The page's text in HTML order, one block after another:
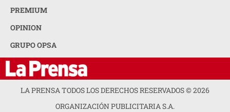
PREMIUM
OPINION
GRUPO OPSA
LA PRENSA TODOS LOS DERECHOS RESERVADOS ©2026
ORGANIZACIÓN PUBLICITARIA S.A.